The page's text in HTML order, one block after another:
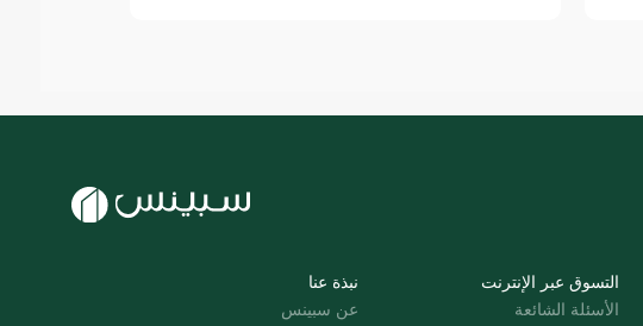
نبذة عنا
عن سبينس
التسوق عبر الإنترنت
الأسئلة الشائعة